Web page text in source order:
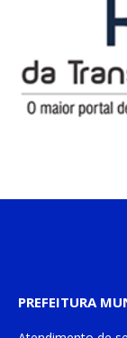
PREFEITURA